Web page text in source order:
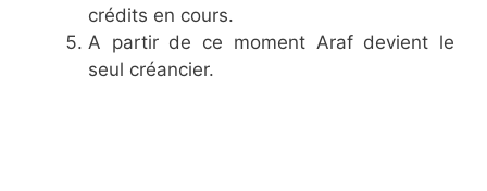
crédits en cours.
A partir de ce moment Araf devient le
seul créancier.